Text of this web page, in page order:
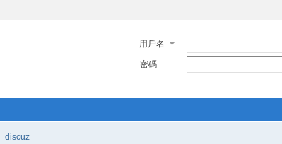
用戶名
密碼
discuz